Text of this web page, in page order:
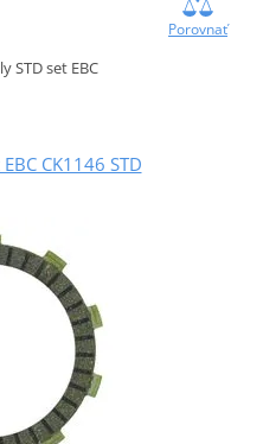
Porovnať
STD set EBC
CK1146 STD